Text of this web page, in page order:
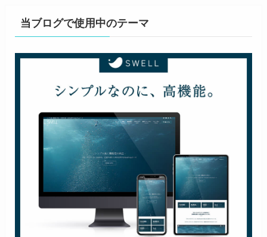
当ブログで使用中のテーマ